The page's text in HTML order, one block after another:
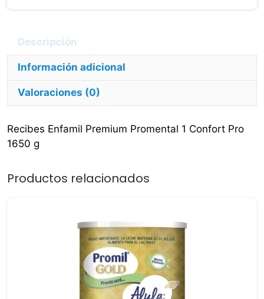
cantidad
Descripción
Información adicional
Valoraciones (0)
Recibes Enfamil Premium Promental 1 Confort Pro
1650 g
Productos relacionados